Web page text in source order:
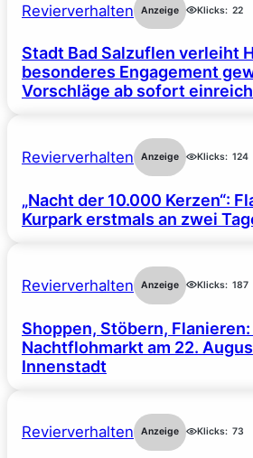
Revierverhalten Anzeige Klicks: 22
Stadt Bad Salzuflen verleiht
besonderes Engagement
Vorschläge ab sofort
Revierverhalten Anzeige Klicks: 124
„Nacht der 10.000 Kerzen“:
Kurpark erstmals an zwei
Revierverhalten Anzeige Klicks: 187
Shoppen, Stöbern, Flanieren:
Nachtflohmarkt am 22.
Innenstadt
Revierverhalten Anzeige Klicks: 73